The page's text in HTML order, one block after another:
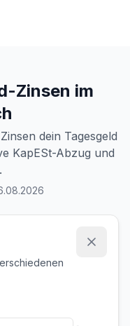
Zinsen im
dein Tagesgeld
KapESt-Abzug und